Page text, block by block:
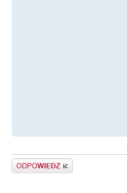
Odpowiedz